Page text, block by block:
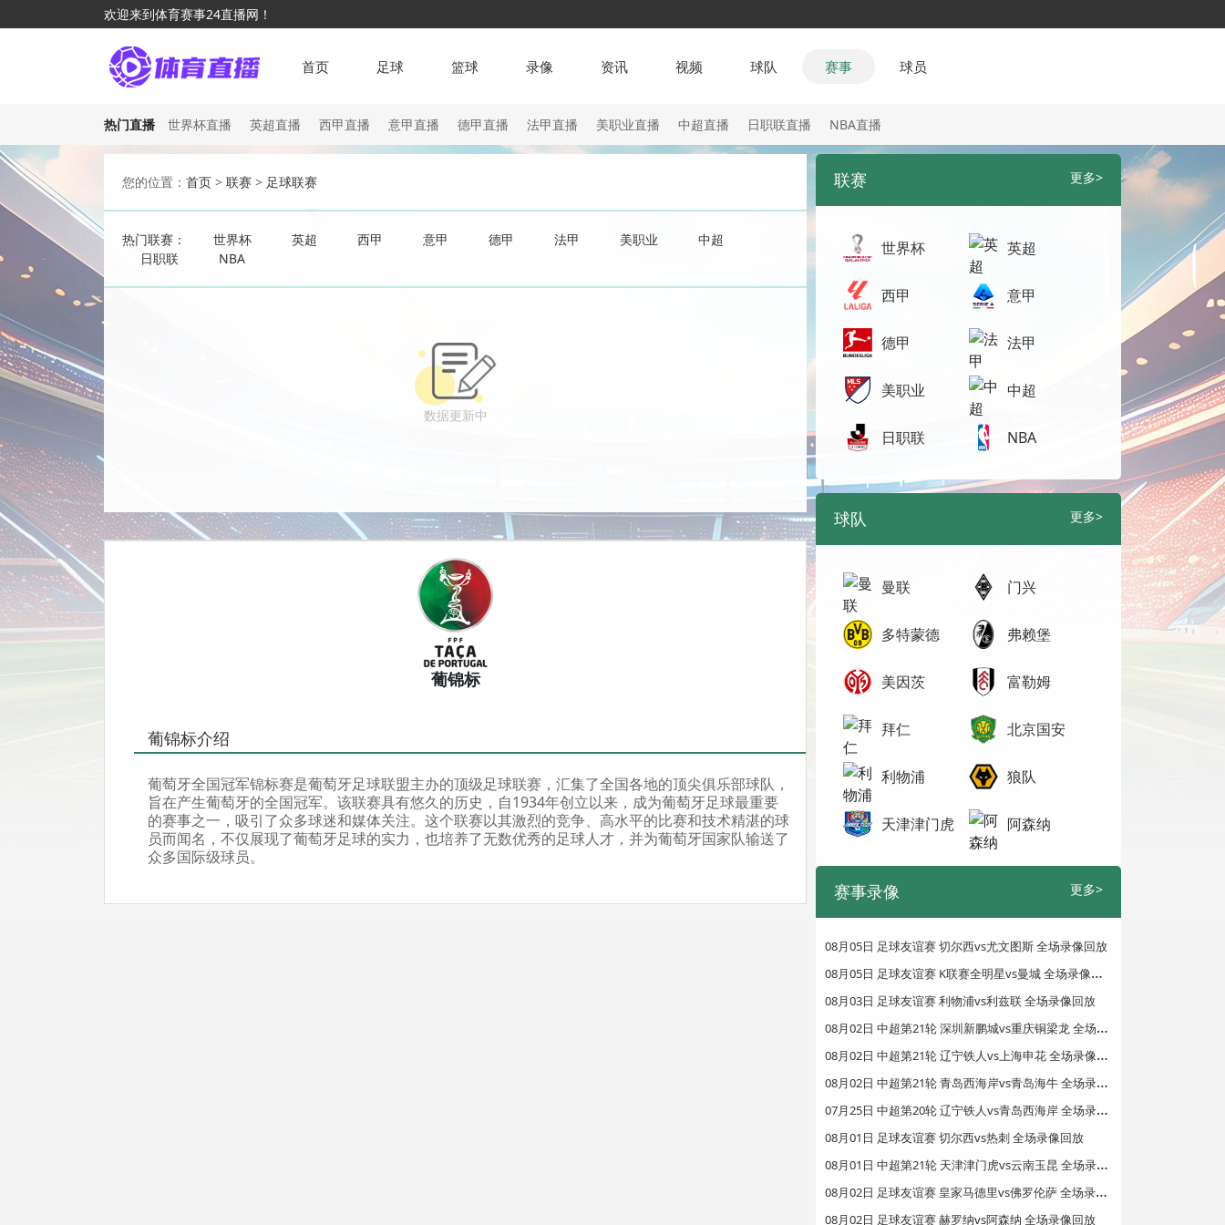
欢迎来到体育赛事24直播网！
首页 足球 篮球 录像 资讯 视频 球队 赛事 球员
热门直播 世界杯直播 英超直播 西甲直播 意甲直播 德甲直播 法甲直播 美职业直播 中超直播 日职联直播 NBA直播
您的位置： 首页 > 联赛 > 足球联赛
热门联赛： 世界杯 英超 西甲 意甲 德甲 法甲 美职业
中超
日职联
NBA
数据更新中
葡锦标
葡锦标介绍
葡萄牙全国冠军锦标赛是葡萄牙足球联盟主办的顶级足球联赛，汇集了全国各地的顶尖俱乐部球队，
旨在产生葡萄牙的全国冠军。该联赛具有悠久的历史，自1934年创立以来，成为葡萄牙足球最重要
的赛事之一，吸引了众多球迷和媒体关注。这个联赛以其激烈的竞争、高水平的比赛和技术精湛的球
员而闻名，不仅展现了葡萄牙足球的实力，也培养了无数优秀的足球人才，并为葡萄牙国家队输送了
众多国际级球员。
联赛 更多>
世界杯 英超
西甲 意甲
德甲 法甲
美职业 中超
日职联 NBA
球队 更多>
曼联 门兴
多特蒙德 弗赖堡
美因茨 富勒姆
拜仁 北京国安
利物浦 狼队
天津津门虎 阿森纳
赛事录像 更多>
08月05日 足球友谊赛 切尔西vs尤文图斯 全场录像回放
0
8月05日 足球友谊赛 K联赛全明星vs曼城 全场录像回放
08月03日 足球友谊赛 利物浦vs利兹联 全场录像回放
0
8月02日 中超第21轮 深圳新鹏城vs重庆铜梁龙 全场录像回放
0
8月02日 中超第21轮 辽宁铁人vs上海申花 全场录像回放
0
8月02日 中超第21轮 青岛西海岸vs青岛海牛 全场录像回放
0
7月25日 中超第20轮 辽宁铁人vs青岛西海岸 全场录像回放
08月01日 足球友谊赛 切尔西vs热刺 全场录像回放
0
8月01日 中超第21轮 天津津门虎vs云南玉昆 全场录像回放
0
8月02日 足球友谊赛 皇家马德里vs佛罗伦萨 全场录像回放
08月02日 足球友谊赛 赫罗纳vs阿森纳 全场录像回放